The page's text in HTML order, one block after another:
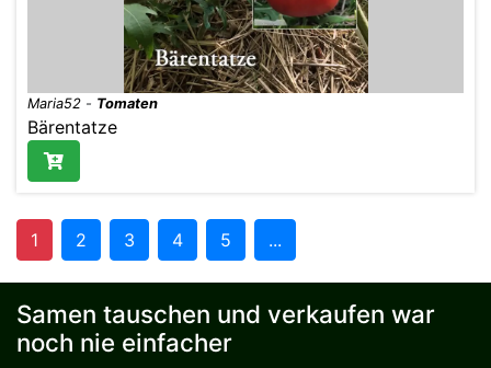
Maria52 - Tomaten
Bärentatze
1 2 3 4 5 ...
Samen tauschen und verkaufen war
noch nie einfacher